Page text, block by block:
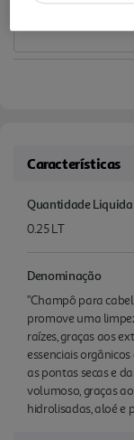
Características
Quantidade Liquida
0.25 LT
Denominação
"Champô para
promove uma
raízes, graças aos
essenciais
as pontas secas e
volumoso, graças
hidrolisadas, aloé e